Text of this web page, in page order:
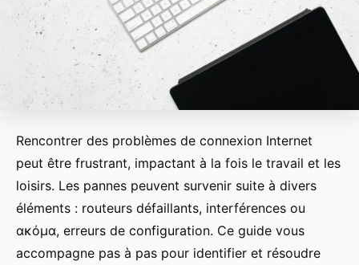
Rencontrer des problèmes de connexion Internet
peut être frustrant, impactant à la fois le travail et les
loisirs. Les pannes peuvent survenir suite à divers
éléments : routeurs défaillants, interférences ou
ακόμα, erreurs de configuration. Ce guide vous
accompagne pas à pas pour identifier et résoudre